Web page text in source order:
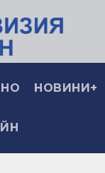
НОВИНИ+